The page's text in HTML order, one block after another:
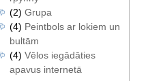
(2) Grupa
(4) Peintbols ar lokiem un
bultām
(4) Vēlos iegādāties
apavus internetā